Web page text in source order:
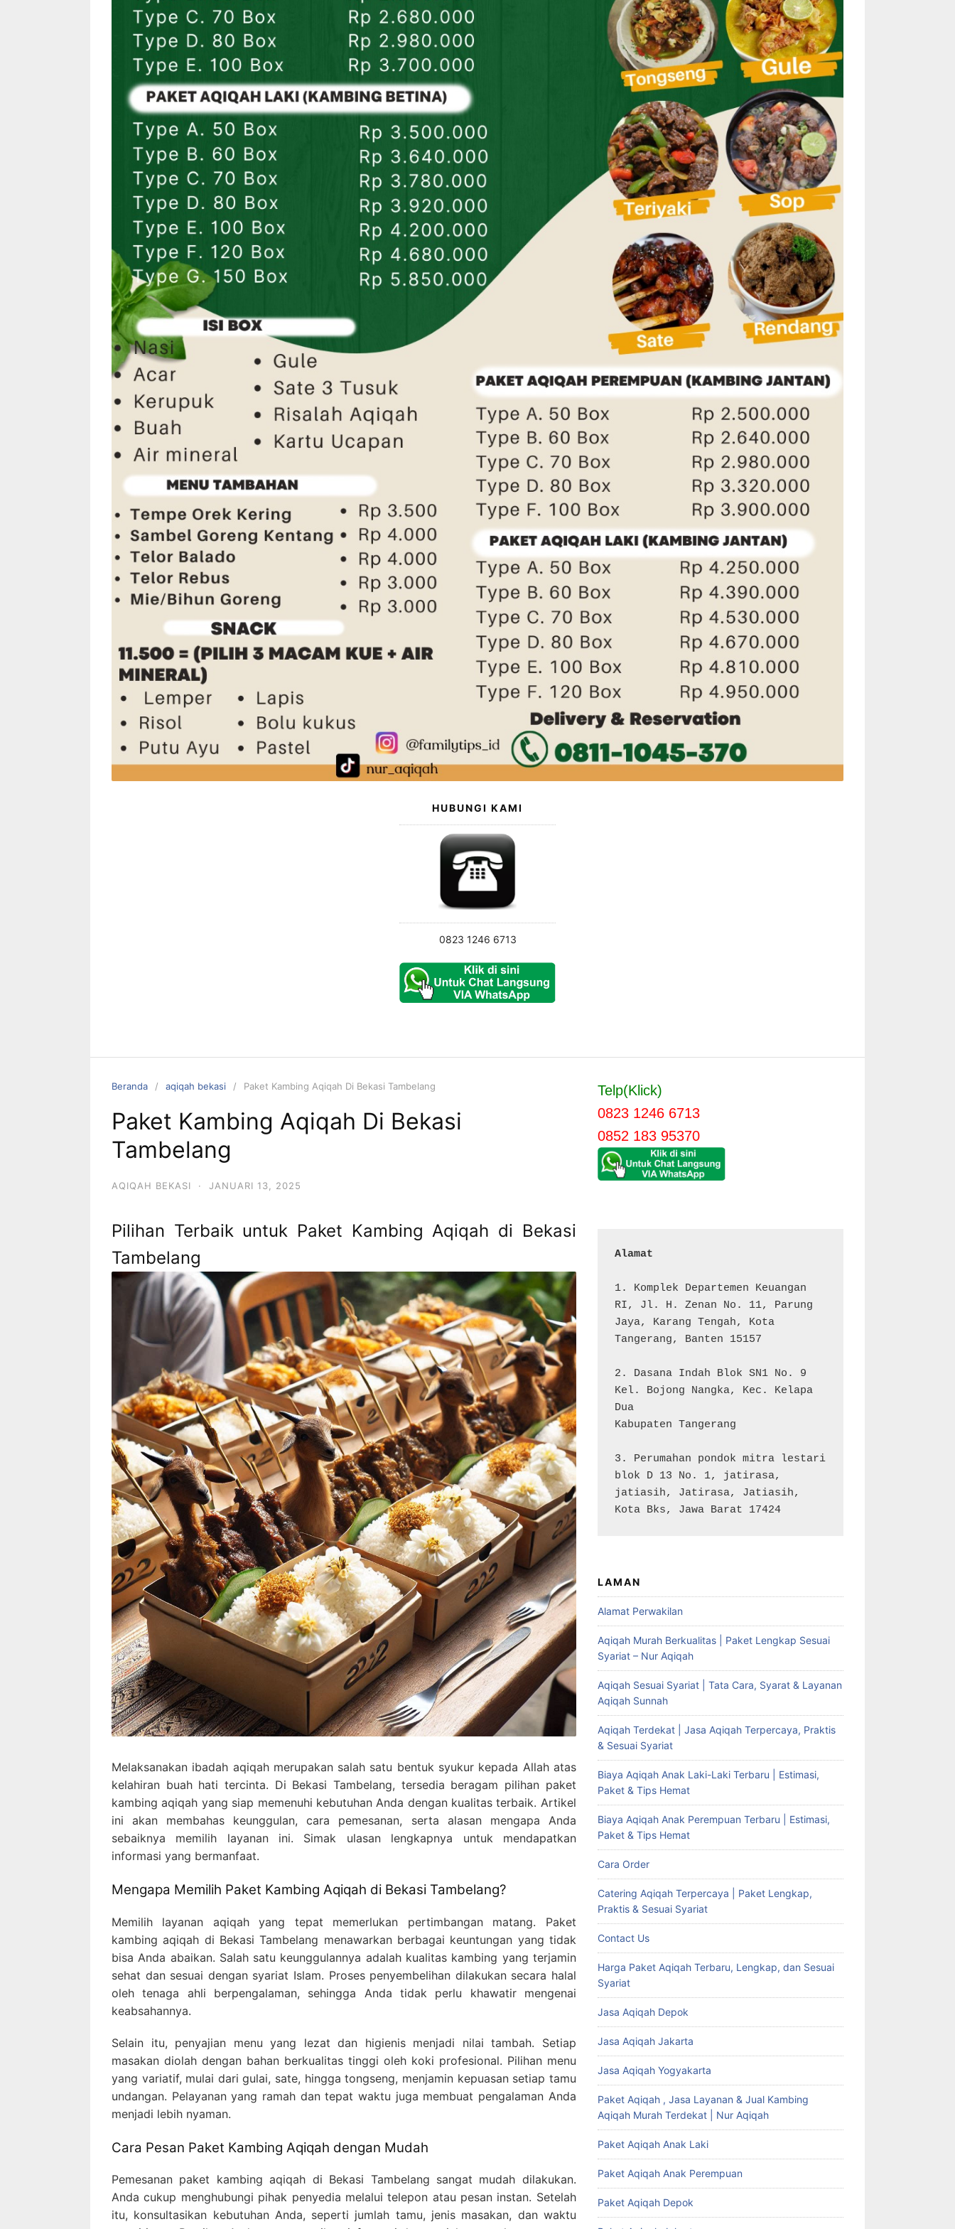
HUBUNGI KAMI
0823 1246 6713
Beranda aqiqah bekasi Paket Kambing Aqiqah Di Bekasi Tambelang
Paket Kambing Aqiqah Di Bekasi
Tambelang
AQIQAH BEKASI · JANUARI 13, 2025
Pilihan Terbaik untuk Paket Kambing Aqiqah di Bekasi
Tambelang
Melaksanakan ibadah aqiqah merupakan salah satu bentuk syukur kepada Allah atas
kelahiran buah hati tercinta. Di Bekasi Tambelang, tersedia beragam pilihan paket
kambing aqiqah yang siap memenuhi kebutuhan Anda dengan kualitas terbaik. Artikel
ini akan membahas keunggulan, cara pemesanan, serta alasan mengapa Anda
sebaiknya memilih layanan ini. Simak ulasan lengkapnya untuk mendapatkan
informasi yang bermanfaat.
Mengapa Memilih Paket Kambing Aqiqah di Bekasi Tambelang?
Memilih layanan aqiqah yang tepat memerlukan pertimbangan matang. Paket
kambing aqiqah di Bekasi Tambelang menawarkan berbagai keuntungan yang tidak
bisa Anda abaikan. Salah satu keunggulannya adalah kualitas kambing yang terjamin
sehat dan sesuai dengan syariat Islam. Proses penyembelihan dilakukan secara halal
oleh tenaga ahli berpengalaman, sehingga Anda tidak perlu khawatir mengenai
keabsahannya.
Selain itu, penyajian menu yang lezat dan higienis menjadi nilai tambah. Setiap
masakan diolah dengan bahan berkualitas tinggi oleh koki profesional. Pilihan menu
yang variatif, mulai dari gulai, sate, hingga tongseng, menjamin kepuasan setiap tamu
undangan. Pelayanan yang ramah dan tepat waktu juga membuat pengalaman Anda
menjadi lebih nyaman.
Cara Pesan Paket Kambing Aqiqah dengan Mudah
Pemesanan paket kambing aqiqah di Bekasi Tambelang sangat mudah dilakukan.
Anda cukup menghubungi pihak penyedia melalui telepon atau pesan instan. Setelah
itu, konsultasikan kebutuhan Anda, seperti jumlah tamu, jenis masakan, dan waktu
Telp(Klick)
0823 1246 6713
0852 183 95370
Alamat
1. Komplek Departemen Keuangan
RI, Jl. H. Zenan No. 11, Parung
Jaya, Karang Tengah, Kota
Tangerang, Banten 15157
2. Dasana Indah Blok SN1 No. 9
Kel. Bojong Nangka, Kec. Kelapa
Dua
Kabupaten Tangerang
3. Perumahan pondok mitra lestari
blok D 13 No. 1, jatirasa,
jatiasih, Jatirasa, Jatiasih,
Kota Bks, Jawa Barat 17424
LAMAN
Alamat Perwakilan
Aqiqah Murah Berkualitas | Paket Lengkap Sesuai
Syariat – Nur Aqiqah
Aqiqah Sesuai Syariat | Tata Cara, Syarat & Layanan
Aqiqah Sunnah
Aqiqah Terdekat | Jasa Aqiqah Terpercaya, Praktis
& Sesuai Syariat
Biaya Aqiqah Anak Laki-Laki Terbaru | Estimasi,
Paket & Tips Hemat
Biaya Aqiqah Anak Perempuan Terbaru | Estimasi,
Paket & Tips Hemat
Cara Order
Catering Aqiqah Terpercaya | Paket Lengkap,
Praktis & Sesuai Syariat
Contact Us
Harga Paket Aqiqah Terbaru, Lengkap, dan Sesuai
Syariat
Jasa Aqiqah Depok
Jasa Aqiqah Jakarta
Jasa Aqiqah Yogyakarta
Paket Aqiqah , Jasa Layanan & Jual Kambing
Aqiqah Murah Terdekat | Nur Aqiqah
Paket Aqiqah Anak Laki
Paket Aqiqah Anak Perempuan
Paket Aqiqah Depok